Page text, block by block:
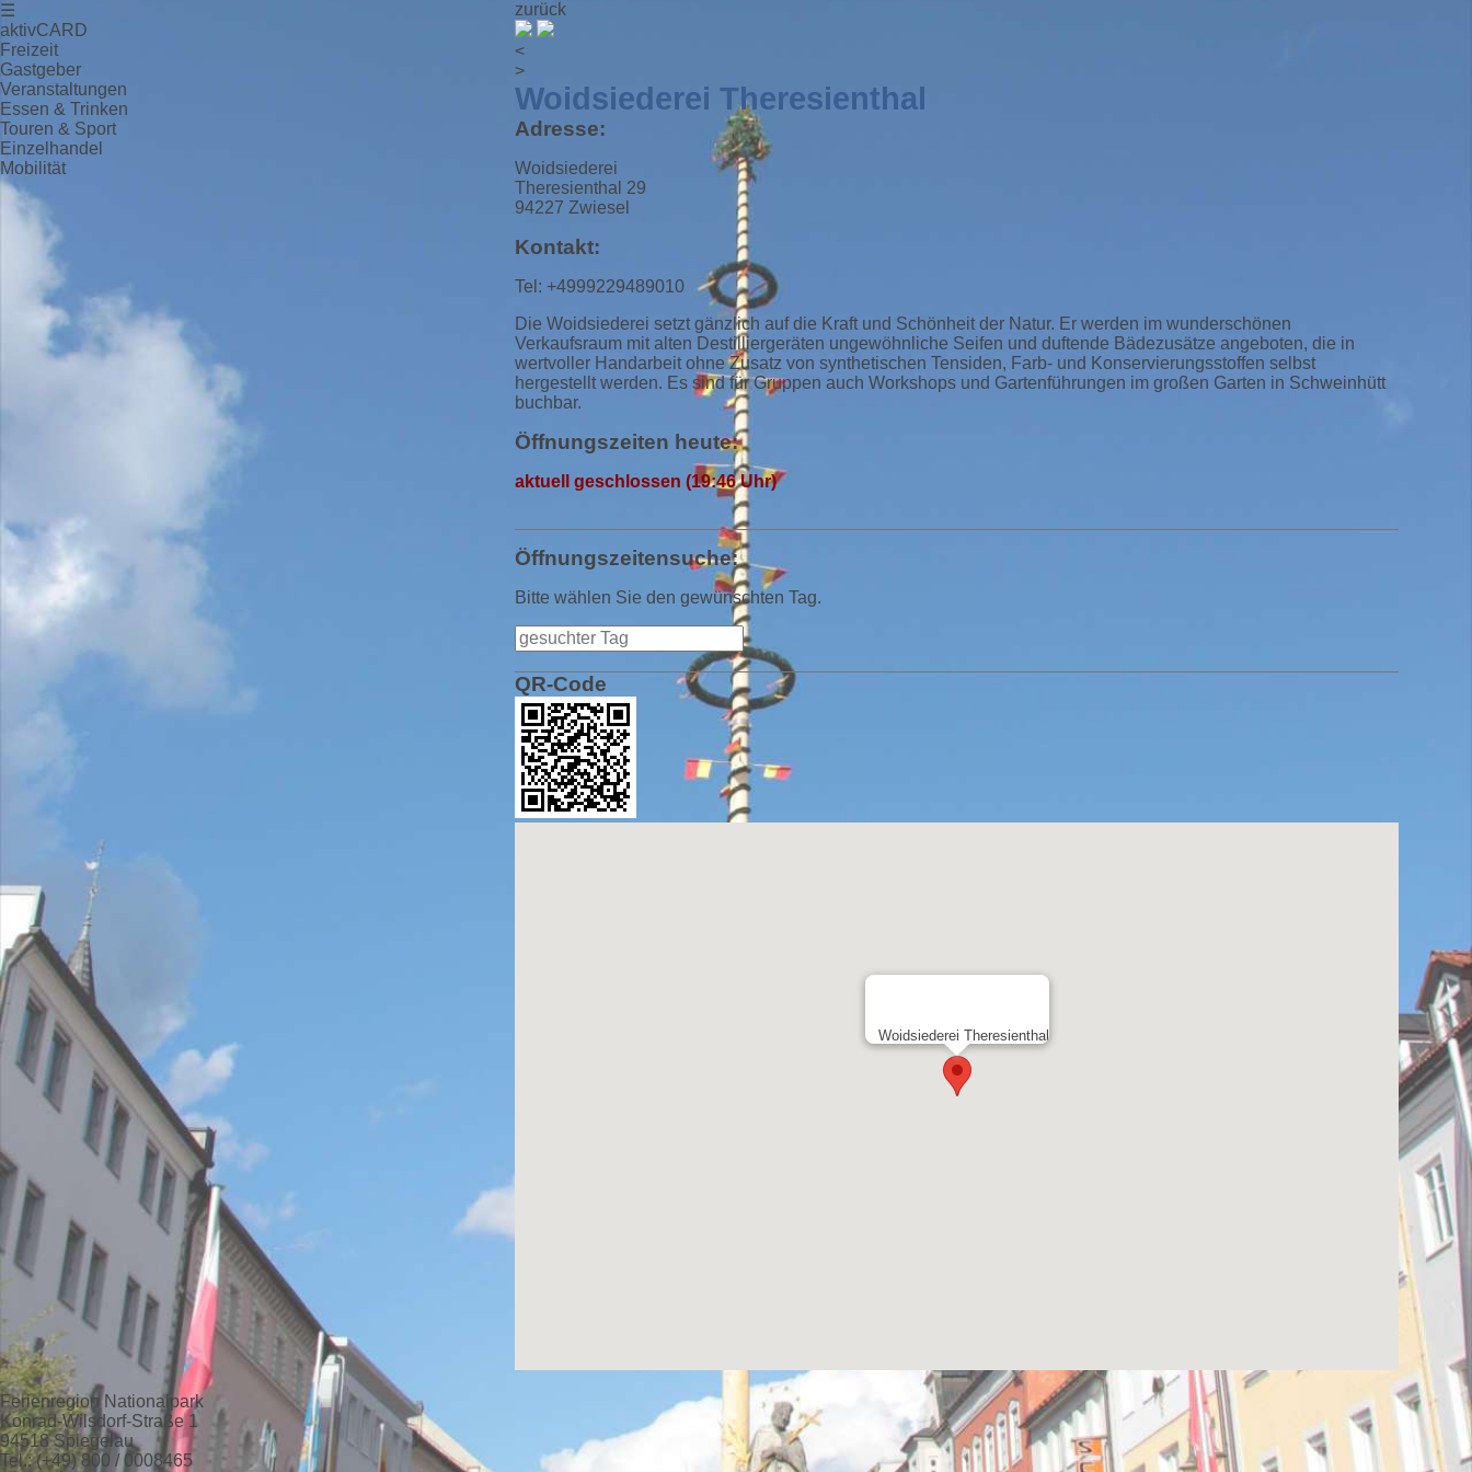
☰
aktivCARD
Freizeit
Gastgeber
Veranstaltungen
Essen & Trinken
Touren & Sport
Einzelhandel
Mobilität
zurück
<
>
Woidsiederei Theresienthal
Adresse:
Woidsiederei
Theresienthal 29
94227 Zwiesel
Kontakt:
Tel: +4999229489010
Die Woidsiederei setzt gänzlich auf die Kraft und Schönheit der Natur. Er werden im wunderschönen
Verkaufsraum mit alten Destilliergeräten ungewöhnliche Seifen und duftende Bädezusätze angeboten, die in
wertvoller Handarbeit ohne Zusatz von synthetischen Tensiden, Farb- und Konservierungsstoffen selbst
hergestellt werden. Es sind für Gruppen auch Workshops und Gartenführungen im großen Garten in Schweinhütt
buchbar.
Öffnungszeiten heute:
aktuell geschlossen (19:46 Uhr)
Öffnungszeitensuche:
Bitte wählen Sie den gewünschten Tag.
QR-Code
Woidsiederei Theresienthal
Ferienregion Nationalpark
Konrad-Wilsdorf-Straße 1
94518 Spiegelau
Tel.: (+49) 800 / 0008465